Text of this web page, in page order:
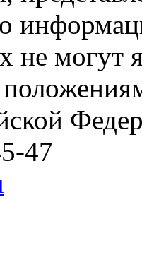
не могут
47